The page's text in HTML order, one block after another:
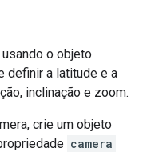
o objeto
definir a latitude e a
inclinação e zoom.
crie um objeto
camera